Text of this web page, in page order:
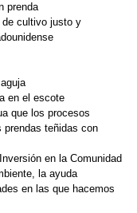
prenda
de cultivo justo y
en el escote
que los procesos
prendas teñidas con
en la Comunidad
la ayuda
en las que hacemos